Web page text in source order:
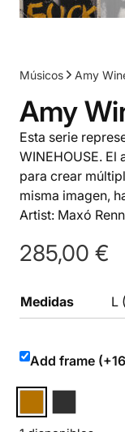
Músicos Amy
Amy
Esta serie
WINEHOUSE.
para crear
misma imagen,
Artist: Maxó
285,00 €
Medidas L
Add frame